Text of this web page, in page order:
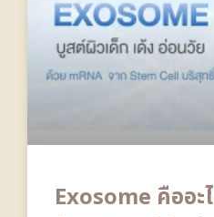
Exosome คืออ